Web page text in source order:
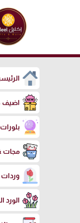
اضيف
بلورات
مجات
وردات
الورد